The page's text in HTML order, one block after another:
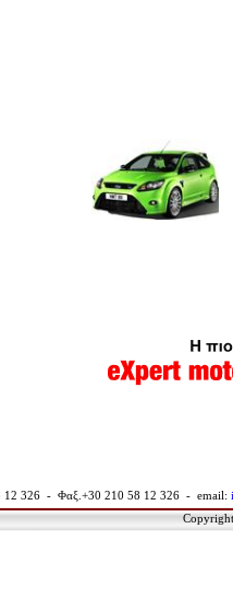
12 326 - Φαξ.+30 210 58 12 326 - email: